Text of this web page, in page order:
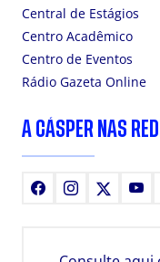
Central de Estágios
Centro Acadêmico
Centro de Eventos
Rádio Gazeta Online
A CÁSPER NAS
FacebookInstagram